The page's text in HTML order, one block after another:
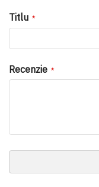
Titlu
Recenzie